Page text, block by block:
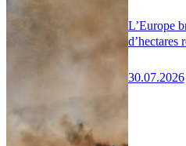
L’Europe
d’hectares
30.07.2026